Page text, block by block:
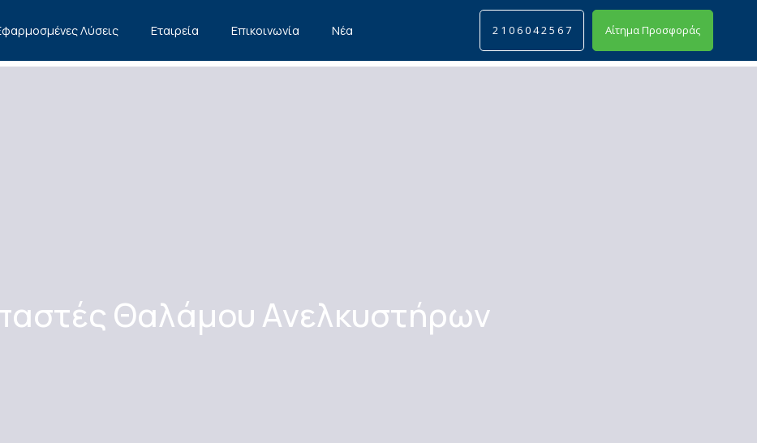
Λύσεις Εταιρεία Επικοινωνία Νέα
Search
2 1 0 6 0 4 2 5 6 7 Αίτημα Προσφοράς
Θαλάμου Ανελκυστήρων